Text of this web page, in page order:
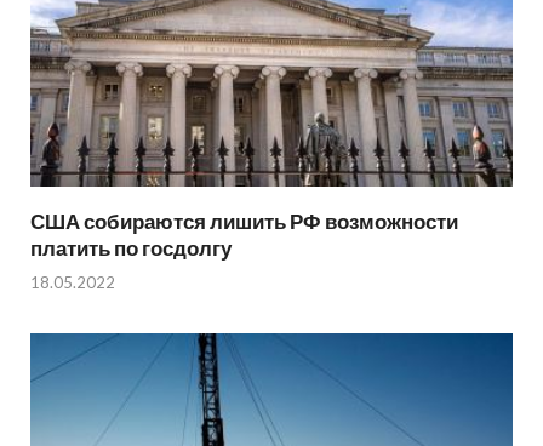
США собираются лишить РФ возможности
платить по госдолгу
18.05.2022